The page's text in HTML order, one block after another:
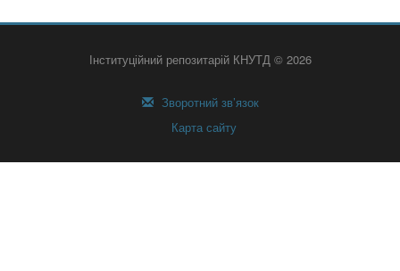
Інституційний репозитарій КНУТД © 2026
Зворотний зв’язок
Карта сайту